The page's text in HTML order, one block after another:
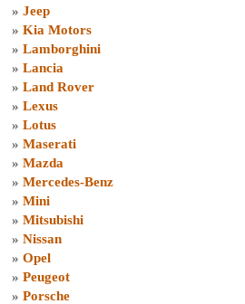
» Jeep
» Kia Motors
» Lamborghini
» Lancia
» Land Rover
» Lexus
» Lotus
» Maserati
» Mazda
» Mercedes-Benz
» Mini
» Mitsubishi
» Nissan
» Opel
» Peugeot
» Porsche